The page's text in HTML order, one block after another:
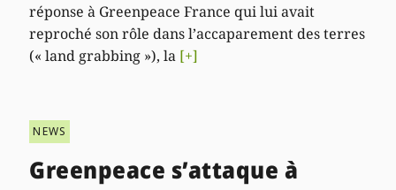
réponse à Greenpeace France qui lui avait
reproché son rôle dans l’accaparement des terres
(« land grabbing »), la [+]
NEWS
Greenpeace s’attaque à